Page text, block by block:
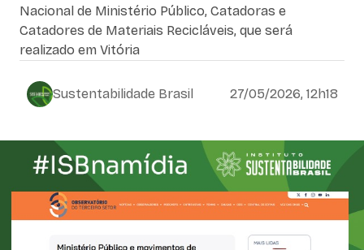
Nacional de Ministério Público, Catadoras e
Catadores de Materiais Recicláveis, que será
realizado em Vitória
Sustentabilidade Brasil 27/05/2026, 12h18